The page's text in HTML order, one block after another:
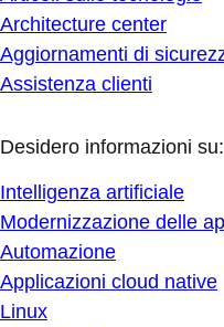
Architecture center
Aggiornamenti di
Assistenza clienti
Desidero informazioni su:
Intelligenza artificiale
Modernizzazione delle
Automazione
Applicazioni cloud native
Linux